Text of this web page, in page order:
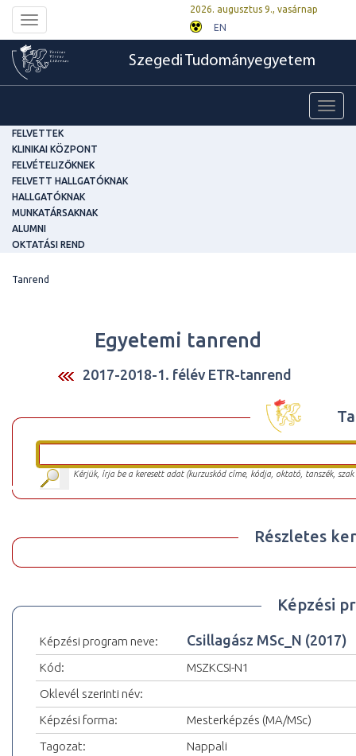
Toggle
navigation
2026. augusztus 9., vasárnap
EN
Szegedi Tudományegyetem
FELVETTEK
KLINIKAI KÖZPONT
FELVÉTELIZŐKNEK
FELVETT HALLGATÓKNAK
HALLGATÓKNAK
MUNKATÁRSAKNAK
ALUMNI
OKTATÁSI REND
Tanrend
Egyetemi tanrend
2017-2018-1. félév ETR-tanrend
Kérjük, írja be a keresett adat (kurzuskód címe, kódja, oktató, tanszék,
Részletes
Képzési
Képzési program neve: Csillagász MSc_N (2017)
Kód:
MSZKCSI-N1
Oklevél szerinti név:
Képzési forma:
Mesterképzés (MA/MSc)
Tagozat:
Nappali